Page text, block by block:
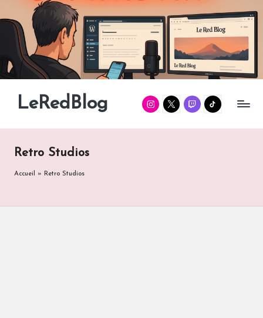
Skip
content
LeRedBlog
Gaming
Manga
Instagram
TwitterTwitchTikTok
Retro Studios
Accueil » Retro Studios